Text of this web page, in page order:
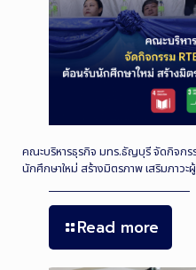
คณะบริหารธุรกิจ มทร.ธัญบุรี จัดกิจก
นักศึกษาใหม่ สร้างมิตรภาพ เสริมภาวะ
Read more